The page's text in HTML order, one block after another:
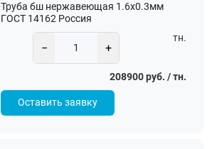
Труба бш нержавеющая 1.6х0.3мм
ГОСТ 14162 Россия
− +
тн.
208900 руб. / тн.
Оставить заявку